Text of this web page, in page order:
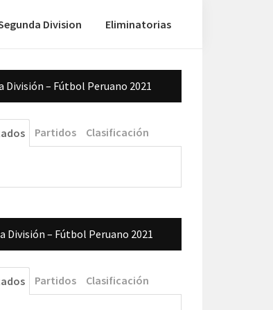
Division Eliminatorias
División – Fútbol Peruano 2021
Partidos Clasificación
División – Fútbol Peruano 2021
Partidos Clasificación